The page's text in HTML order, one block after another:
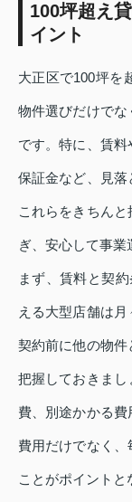
100坪超え
イント
大正区で100坪を
物件選びだけで
です。特に、賃料
保証金など、見落
これらをきちん
ぎ、安心して事業
まず、賃料と契
える大型店舗は月
契約前に他の物件
把握しておきま
費、別途かかる
費用だけでなく
ことがポイントと